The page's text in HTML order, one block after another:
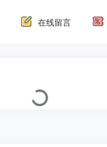
在线留言